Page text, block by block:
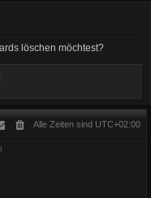
löschen möchtest?
Alle Zeiten sind UTC+02:00